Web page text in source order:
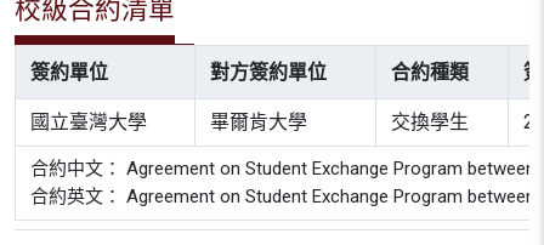
校級合約清單
簽約單位 對方簽約單位 合約種類
國立臺灣大學 畢爾肯大學 交換學生
合約中文： Agreement on Student Exchange Program between
合約英文： Agreement on Student Exchange Program between